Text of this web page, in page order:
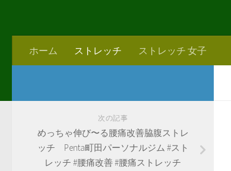
ホーム ストレッチ ストレッチ 女子
次の記事
めっちゃ伸び〜る腰痛改善脇腹ストレ
ッチ Penta町田パーソナルジム #スト
レッチ #腰痛改善 #腰痛ストレッチ